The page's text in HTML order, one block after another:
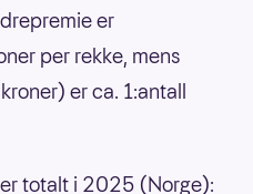
er
per rekke, mens
er ca. 1:antall
totalt i 2025 (Norge):